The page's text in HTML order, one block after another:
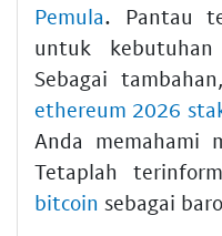
Pemula. Pantau
untuk
Sebagai
ethereum 2026
Anda memahami
Tetaplah
bitcoin sebagai